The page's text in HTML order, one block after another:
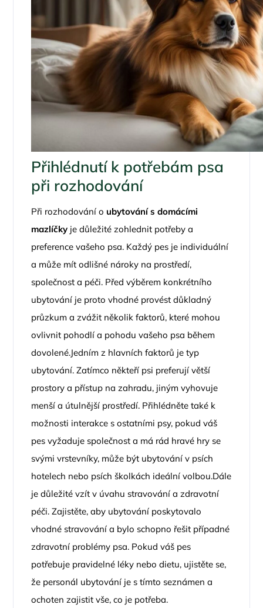
Přihlédnutí k potřebám psa
při rozhodování
Při rozhodování o ubytování s domácími
mazlíčky je důležité zohlednit potřeby a
preference vašeho psa. Každý pes je individuální
a může mít odlišné nároky na prostředí,
společnost a péči. Před výběrem konkrétního
ubytování je proto vhodné provést důkladný
průzkum a zvážit několik faktorů, které mohou
ovlivnit pohodlí a pohodu vašeho psa během
dovolené.Jedním z hlavních faktorů je typ
ubytování. Zatímco někteří psi preferují větší
prostory a přístup na zahradu, jiným vyhovuje
menší a útulnější prostředí. Přihlédněte také k
možnosti interakce s ostatními psy, pokud váš
pes vyžaduje společnost a má rád hravé hry se
svými vrstevníky, může být ubytování v psích
hotelech nebo psích školkách ideální volbou.Dále
je důležité vzít v úvahu stravování a zdravotní
péči. Zajistěte, aby ubytování poskytovalo
vhodné stravování a bylo schopno řešit případné
zdravotní problémy psa. Pokud váš pes
potřebuje pravidelné léky nebo dietu, ujistěte se,
že personál ubytování je s tímto seznámen a
ochoten zajistit vše, co je potřeba.